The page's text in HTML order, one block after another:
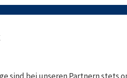
sind bei unseren Partnern stets